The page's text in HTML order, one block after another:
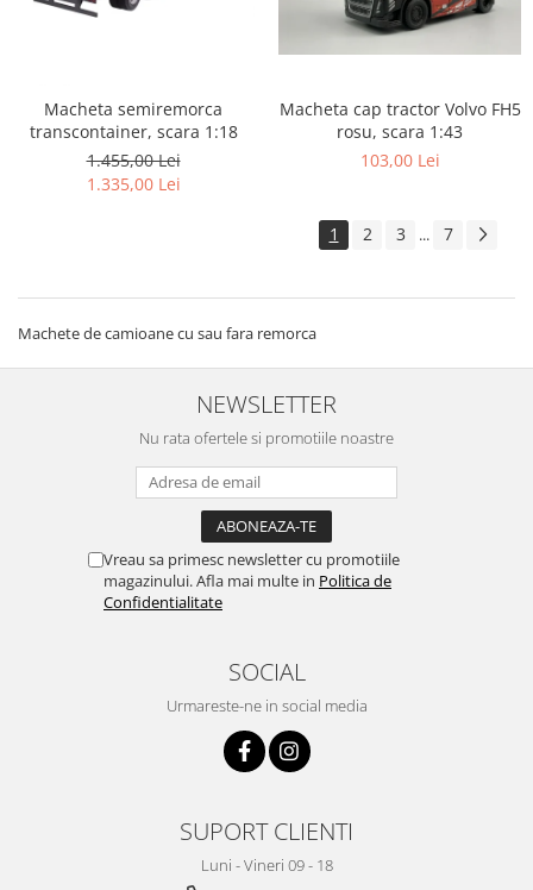
Macheta semiremorca
transcontainer, scara 1:18
1.455,00 Lei
1.335,00 Lei
Macheta cap tractor Volvo FH5
rosu, scara 1:43
103,00 Lei
1 2 3 ... 7
Machete de camioane cu sau fara remorca
NEWSLETTER
Nu rata ofertele si promotiile noastre
Vreau sa primesc newsletter cu promotiile
magazinului. Afla mai multe in Politica de
Confidentialitate
SOCIAL
Urmareste-ne in social media
SUPORT CLIENTI
Luni - Vineri 09 - 18